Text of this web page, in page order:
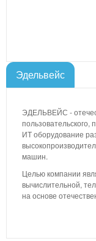
Эдельвейс
ЭДЕЛЬВЕЙС -
ИТ оборудование
машин.
Целью компании
вычислительной,
на основе